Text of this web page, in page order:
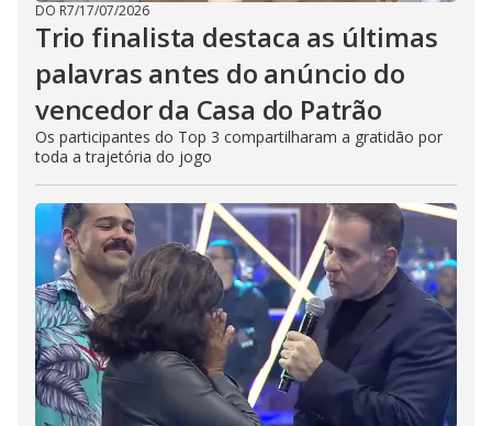
DO R7/17/07/2026
Trio finalista destaca as últimas
palavras antes do anúncio do
vencedor da Casa do Patrão
Os participantes do Top 3 compartilharam a gratidão por
toda a trajetória do jogo